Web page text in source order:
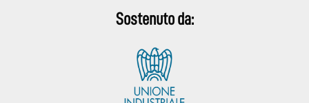
Sostenuto da: